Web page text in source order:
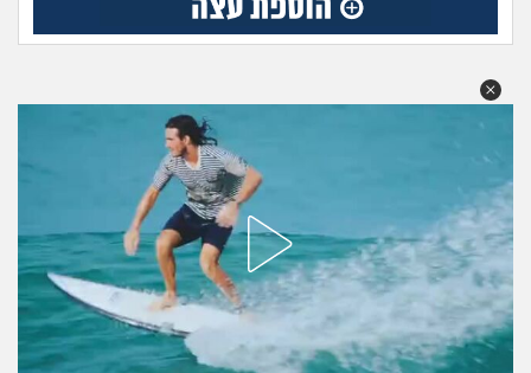
שומרים על הגוף
פיננסי וכלכלה
בין הסדינים
חיות מחמד
יוקר המחיה
גאווה